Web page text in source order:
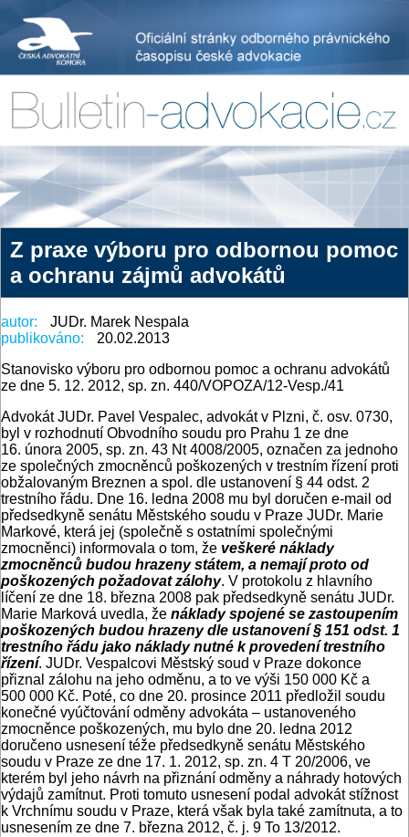
Z praxe výboru pro odbornou pomoc
a ochranu zájmů advokátů
autor:
JUDr. Marek Nespala
publikováno:
20.02.2013
Stanovisko výboru pro odbornou pomoc a ochranu advokátů
ze dne 5. 12. 2012, sp. zn. 440/VOPOZA/12-Vesp./41
Advokát JUDr. Pavel Vespalec, advokát v Plzni, č. osv. 0730,
byl v rozhodnutí Obvodního soudu pro Prahu 1 ze dne
16. února 2005, sp. zn. 43 Nt 4008/2005, označen za jednoho
ze společných zmocněnců poškozených v trestním řízení proti
obžalovaným Breznen a spol. dle ustanovení § 44 odst. 2
trestního řádu. Dne 16. ledna 2008 mu byl doručen e-mail od
předsedkyně senátu Městského soudu v Praze JUDr. Marie
Markové, která jej (společně s ostatními společnými
zmocněnci) informovala o tom, že veškeré náklady
zmocněnců budou hrazeny státem, a nemají proto od
poškozených požadovat zálohy. V protokolu z hlavního
líčení ze dne 18. března 2008 pak předsedkyně senátu JUDr.
Marie Marková uvedla, že náklady spojené se zastoupením
poškozených budou hrazeny dle ustanovení § 151 odst. 1
trestního řádu jako náklady nutné k provedení trestního
řízení. JUDr. Vespalcovi Městský soud v Praze dokonce
přiznal zálohu na jeho odměnu, a to ve výši 150 000 Kč a
500 000 Kč. Poté, co dne 20. prosince 2011 předložil soudu
konečné vyúčtování odměny advokáta – ustanoveného
zmocněnce poškozených, mu bylo dne 20. ledna 2012
doručeno usnesení téže předsedkyně senátu Městského
soudu v Praze ze dne 17. 1. 2012, sp. zn. 4 T 20/2006, ve
kterém byl jeho návrh na přiznání odměny a náhrady hotových
výdajů zamítnut. Proti tomuto usnesení podal advokát stížnost
k Vrchnímu soudu v Praze, která však byla také zamítnuta, a to
usnesením ze dne 7. března 2012, č. j. 9 To 13/2012.